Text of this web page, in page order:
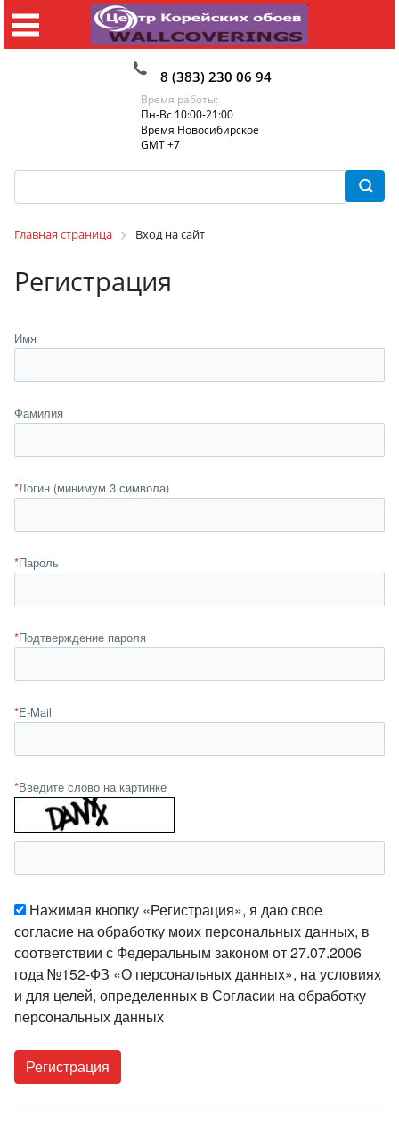
8 (383) 230 06 94
Время работы:
Пн-Вс 10:00-21:00
Время Новосибирское
GMT +7
Главная страница Вход на сайт
Регистрация
Имя
Фамилия
*Логин (минимум 3 символа)
*Пароль
*Подтверждение пароля
*E-Mail
*Введите слово на картинке
Нажимая кнопку «Регистрация», я даю свое
согласие на обработку моих персональных данных, в
соответствии с Федеральным законом от 27.07.2006
года №152-ФЗ «О персональных данных», на условиях
и для целей, определенных в Согласии на обработку
персональных данных